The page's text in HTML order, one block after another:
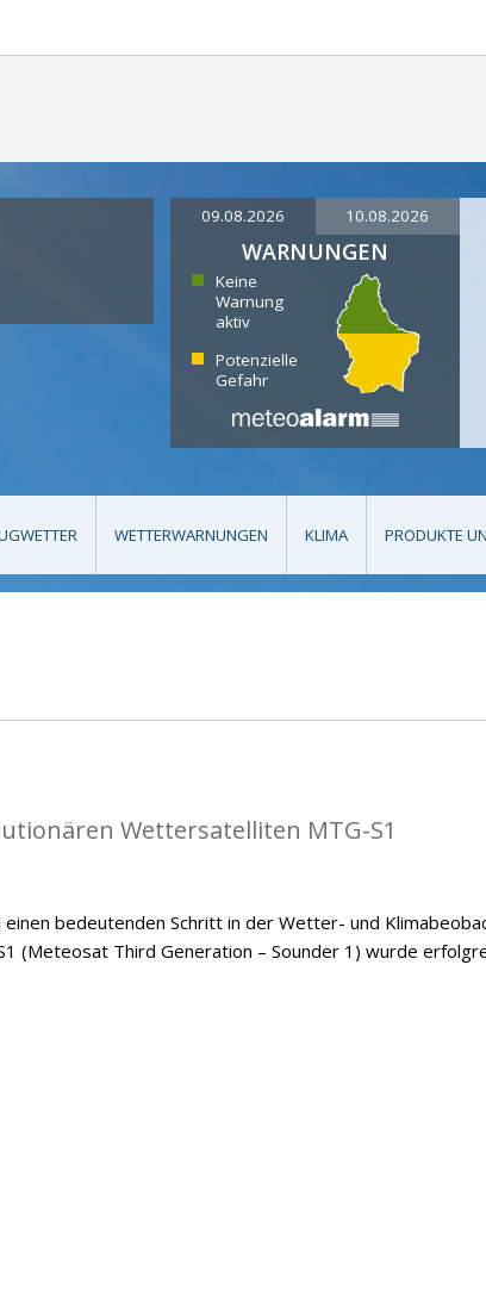
09.08.2026 10.08.2026
WARNUNGEN
Keine
Warnung
aktiv
Potenzielle
Gefahr
WETTERWARNUNGEN KLIMA PRODUKTE
Wettersatelliten MTG-S1
einen bedeutenden Schritt in der Wetter- und
(Meteosat Third Generation – Sounder 1) wurde